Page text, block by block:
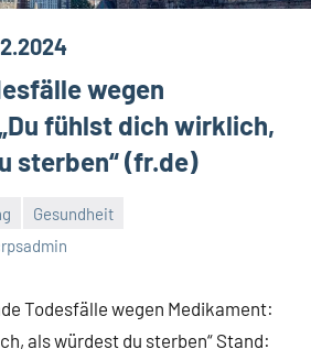
wegen
fühlst dich wirklich,
sterben“ (fr.de)
Gesundheit
Todesfälle wegen Medikament:
als würdest du sterben“ Stand: